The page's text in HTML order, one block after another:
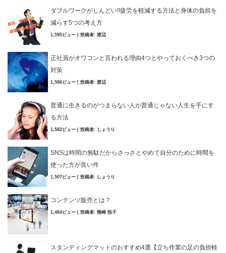
ダブルワークがしんどい!!疲労を軽減する方法と身体の負担を
減らす5つの考え方
1,595ビュー 投稿者: 渡辺
正社員がオワコンと言われる理由4つとやっておくべき3つの
対策
1,586ビュー 投稿者: 渡辺
普通に生きるのがつまらない人が普通じゃない人生を手にす
る方法
1,582ビュー 投稿者: しょうり
SNSは時間の無駄だからさっさとやめて自分のために時間を
使った方が良い件
1,507ビュー 投稿者: しょうり
コンテンツ販売とは？
1,484ビュー 投稿者: 熊崎 悦子
スタンディングマットのおすすめ4選【立ち作業の足の負担軽